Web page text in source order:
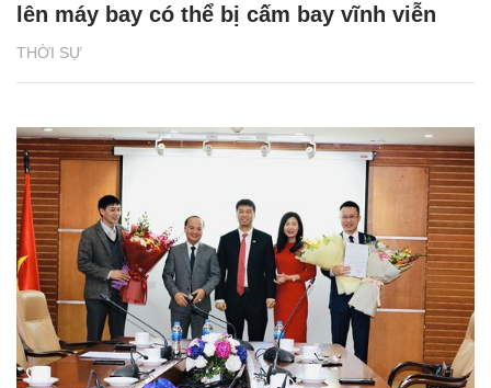
THỜI SỰ
lên máy bay có thể bị cấm bay vĩnh viễn